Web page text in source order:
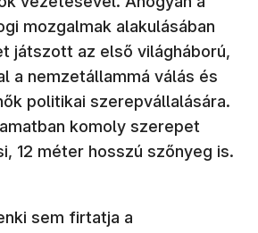
mozgalmak alakulásában
játszott az első világháború,
a nemzetállammá válás és
politikai szerepvállalására.
komoly szerepet
12 méter hosszú szőnyeg is.
sem firtatja a